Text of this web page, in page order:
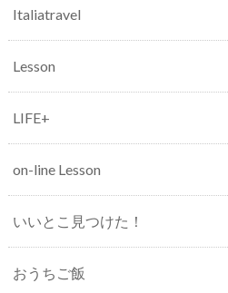
Italiatravel
Lesson
LIFE+
on-line Lesson
いいとこ見つけた！
おうちご飯